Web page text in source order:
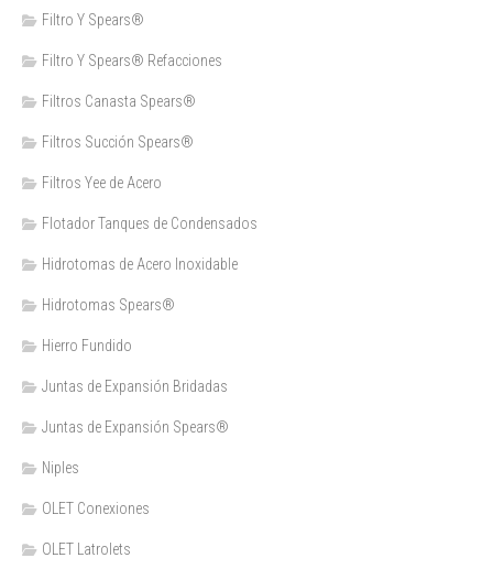
Filtro Y Spears®
Filtro Y Spears® Refacciones
Filtros Canasta Spears®
Filtros Succión Spears®
Filtros Yee de Acero
Flotador Tanques de Condensados
Hidrotomas de Acero Inoxidable
Hidrotomas Spears®
Hierro Fundido
Juntas de Expansión Bridadas
Juntas de Expansión Spears®
Niples
OLET Conexiones
OLET Latrolets